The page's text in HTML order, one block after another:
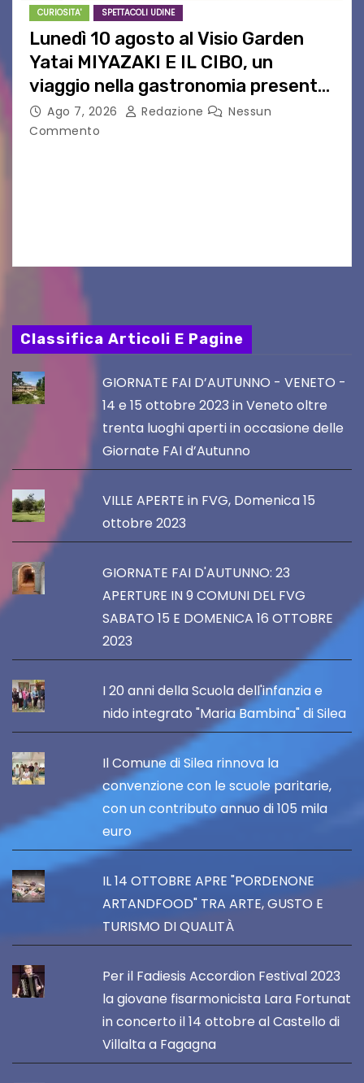
CURIOSITA' SPETTACOLI UDINE
Lunedì 10 agosto al Visio Garden
Yatai MIYAZAKI E IL CIBO, un
viaggio nella gastronomia presente
nei film di Hayao Miyazaki!
Ago 7, 2026 Redazione
Nessun
Commento
Classifica Articoli E Pagine
GIORNATE FAI D’AUTUNNO - VENETO -
14 e 15 ottobre 2023 in Veneto oltre
trenta luoghi aperti in occasione delle
Giornate FAI d’Autunno
VILLE APERTE in FVG, Domenica 15
ottobre 2023
GIORNATE FAI D'AUTUNNO: 23
APERTURE IN 9 COMUNI DEL FVG
SABATO 15 E DOMENICA 16 OTTOBRE
2023
I 20 anni della Scuola dell'infanzia e
nido integrato "Maria Bambina" di Silea
Il Comune di Silea rinnova la
convenzione con le scuole paritarie,
con un contributo annuo di 105 mila
euro
IL 14 OTTOBRE APRE "PORDENONE
ARTANDFOOD" TRA ARTE, GUSTO E
TURISMO DI QUALITÀ
Per il Fadiesis Accordion Festival 2023
la giovane fisarmonicista Lara Fortunat
in concerto il 14 ottobre al Castello di
Villalta a Fagagna